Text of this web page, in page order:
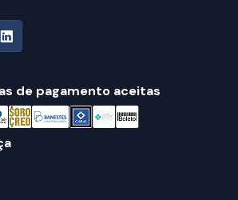
de pagamento aceitas